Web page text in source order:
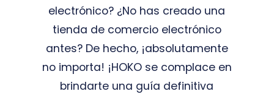
electrónico? ¿No has creado una
tienda de comercio electrónico
antes? De hecho, ¡absolutamente
no importa! ¡HOKO se complace en
brindarte una guía definitiva